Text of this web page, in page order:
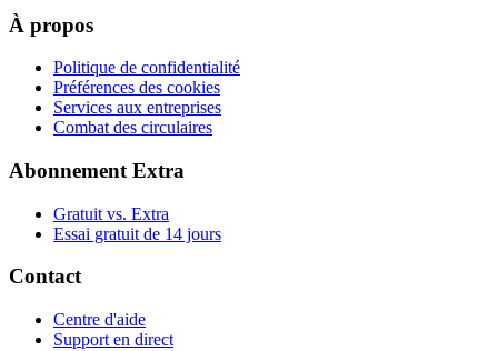
À propos
Politique de confidentialité
Préférences des cookies
Services aux entreprises
Combat des circulaires
Abonnement Extra
Gratuit vs. Extra
Essai gratuit de 14 jours
Contact
Centre d'aide
Support en direct